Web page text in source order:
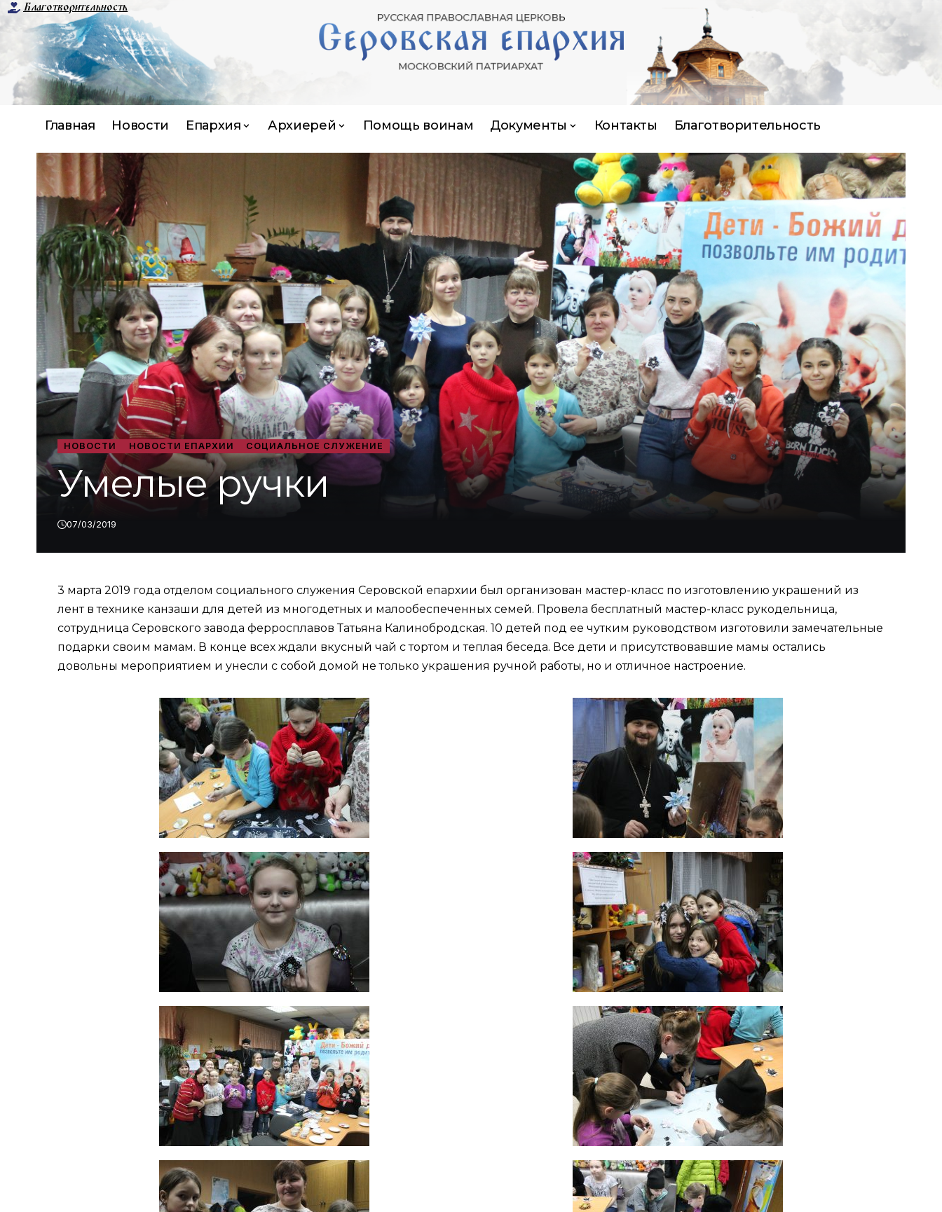
Благотворительность
Главная Новости Епархия Архиерей Помощь воинам Документы Контакты Благотворительность
НОВОСТИ НОВОСТИ ЕПАРХИИ СОЦИАЛЬНОЕ СЛУЖЕНИЕ
Умелые ручки
07/03/2019
3 марта 2019 года отделом социального служения Серовской епархии был организован мастер-класс по изготовлению украшений из
лент в технике канзаши для детей из многодетных и малообеспеченных семей. Провела бесплатный мастер-класс рукодельница,
сотрудница Серовского завода ферросплавов Татьяна Калинобродская. 10 детей под ее чутким руководством изготовили замечательные
подарки своим мамам. В конце всех ждали вкусный чай с тортом и теплая беседа. Все дети и присутствовавшие мамы остались
довольны мероприятием и унесли с собой домой не только украшения ручной работы, но и отличное настроение.